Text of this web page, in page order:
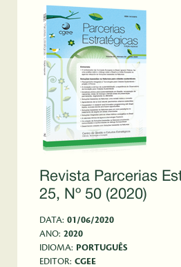
Revista Parcerias
25, Nº 50 (2020)
DATA: 01/06/2020
ANO: 2020
IDIOMA: PORTUGUÊS
EDITOR: CGEE